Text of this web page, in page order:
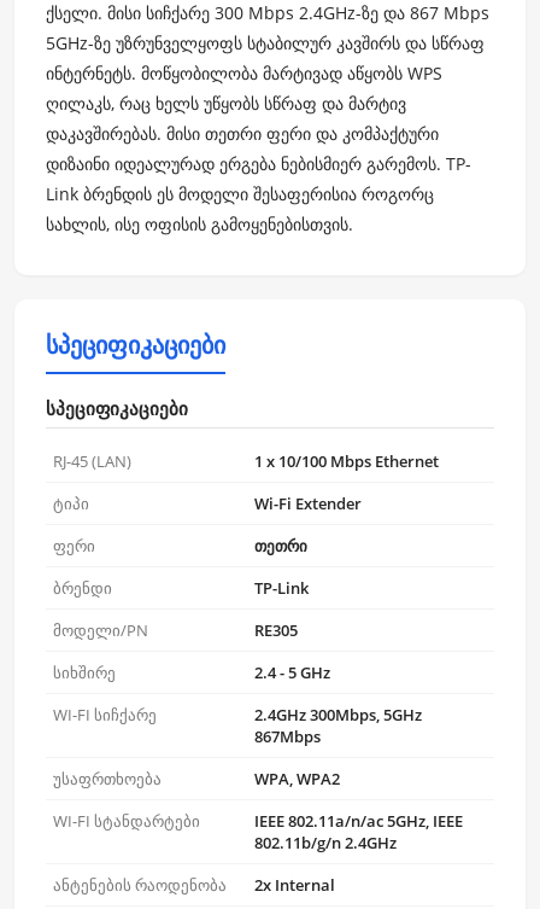
ქსელი. მისი სიჩქარე 300 Mbps 2.4GHz-ზე და 867 Mbps
5GHz-ზე უზრუნველყოფს სტაბილურ კავშირს და სწრაფ
ინტერნეტს. მოწყობილობა მარტივად აწყობს WPS
ღილაკს, რაც ხელს უწყობს სწრაფ და მარტივ
დაკავშირებას. მისი თეთრი ფერი და კომპაქტური
დიზაინი იდეალურად ერგება ნებისმიერ გარემოს. TP-
Link ბრენდის ეს მოდელი შესაფერისია როგორც
სახლის, ისე ოფისის გამოყენებისთვის.
სპეციფიკაციები
სპეციფიკაციები
RJ-45 (LAN)
1 x 10/100 Mbps Ethernet
ტიპი
Wi-Fi Extender
ფერი
თეთრი
ბრენდი
TP-Link
მოდელი/PN
RE305
სიხშირე
2.4 - 5 GHz
WI-FI სიჩქარე
2.4GHz 300Mbps, 5GHz
867Mbps
უსაფრთხოება
WPA, WPA2
WI-FI სტანდარტები
IEEE 802.11a/n/ac 5GHz, IEEE
802.11b/g/n 2.4GHz
ანტენების რაოდენობა
2x Internal